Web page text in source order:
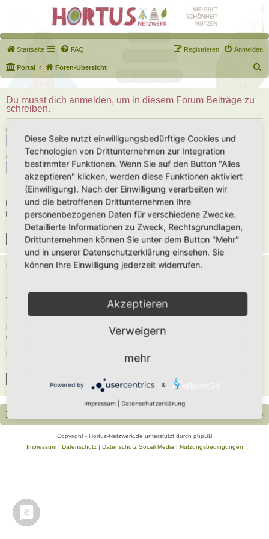
Startseite FAQ Anmelden
Registrieren
Portal Foren-Übersicht
u
Du musst dich anmelden, um in diesem Forum Beiträge zu
schreiben.
Benutzername:
Passwort:
Ich habe mein Passwort vergessen
Angemeldet bleiben
Meinen Online-Status während dieser Sitzung verbergen
REGISTRIEREN
weitere Funktionen zuzugreifen. Die Board-Administration kann registrierten
Benutzern auch zusätzliche Berechtigungen zuweisen. Beachte bitte unsere
Nutzungsbedingungen und die verwandten Regelungen, bevor du dich
registrierst. Bitte beachte auch die jeweiligen Forenregeln, wenn du dich in
diesem Board bewegst.
Datenschutzerklärung
UTC+02:00
Copyright - Hortus-Netzwerk.de unterstützt durch phpBB
Impressum| Datenschutz| Datenschutz Social Media Nutzungsbedingungen
Diese Seite nutzt einwilligungsbedürftige Cookies und
Technologien von Drittunternehmen zur Integration
bestimmter Funktionen. Wenn Sie auf den Button "Alles
akzeptieren" klicken, werden diese Funktionen aktiviert
(Einwilligung). Nach der Einwilligung verarbeiten wir
und die betroffenen Drittunternehmen Ihre
personenbezogenen Daten für verschiedene Zwecke.
Detaillierte Informationen zu Zweck, Rechtsgrundlagen,
Drittunternehmen können Sie unter dem Button "Mehr"
und in unserer Datenschutzerklärung einsehen. Sie
können Ihre Einwilligung jederzeit widerrufen.
Akzeptieren
Verweigern
mehr
Powered by &
Impressum Datenschutzerklärung